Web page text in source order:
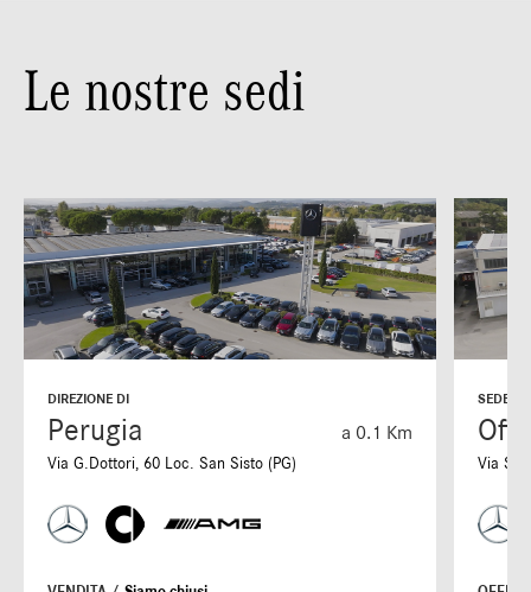
Le nostre sedi
DIREZIONE DI
Perugia a 0.1 Km
Via G.Dottori, 60 Loc. San Sisto (PG)
SEDE DI
Via S.